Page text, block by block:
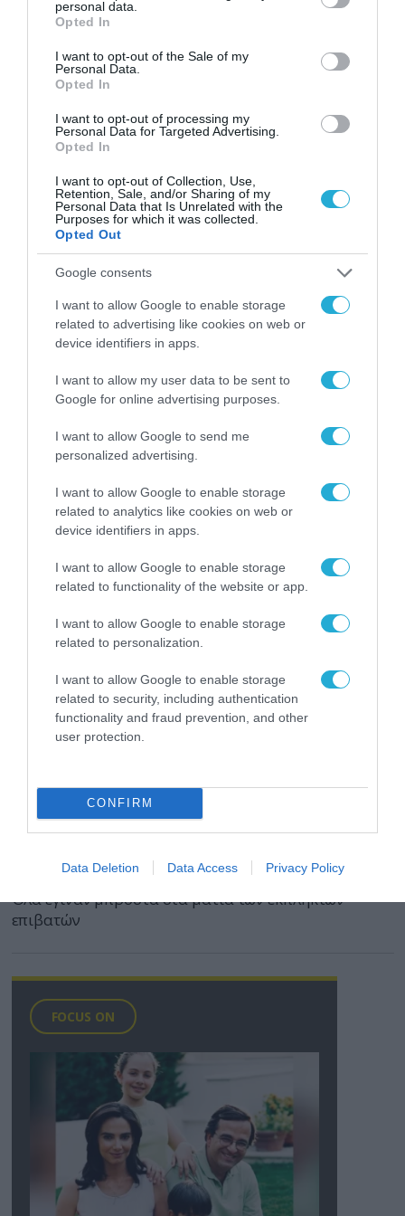
grant or deny consent to Google and its third-party tags to
use your data for below specified purposes in below Google
consent section.
personal data.
Opted In
I want to opt-out of the Sale of my
Personal Data.
Opted In
I want to opt-out of processing my
Personal Data for Targeted Advertising.
Opted In
I want to opt-out of Collection, Use,
Retention, Sale, and/or Sharing of my
Personal Data that Is Unrelated with the
Purposes for which it was collected.
Opted Out
Google consents
I want to allow Google to enable storage
related to advertising like cookies on web or
device identifiers in apps.
I want to allow my user data to be sent to
Google for online advertising purposes.
I want to allow Google to send me
personalized advertising.
I want to allow Google to enable storage
related to analytics like cookies on web or
device identifiers in apps.
I want to allow Google to enable storage
related to functionality of the website or app.
I want to allow Google to enable storage
related to personalization.
I want to allow Google to enable storage
related to security, including authentication
functionality and fraud prevention, and other
user protection.
CONFIRM
Data Deletion Data Access Privacy Policy
Είχε προσπαθήσει να εισέλθει παράνομα στις ΗΠΑ
εννέα φορές μεταξύ 1998 και 2005
24.12.2024 | 16:53
Νέα Υόρκη: O άνδρας που έκαψε γυναίκα
ζωντανή στο μετρό είχε απελαθεί επί
Παρά τις απελάσεις και τα μέτρα ασφαλείας,
κατάφερε να επανεισέλθει παράνομα στις ΗΠΑ
23.12.2024 | 15:16
Παράνομος μετανάστης έκαψε ζωντανή
Υόρκης
Όλα έγιναν μπροστά στα μάτια των έκπληκτων
επιβατών
FOCUS ON